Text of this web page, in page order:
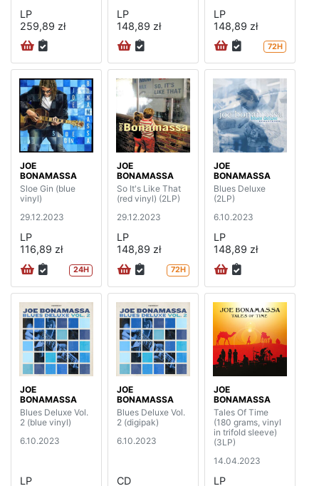
LP
259,89 zł
LP
148,89 zł
LP
148,89 zł
72H
JOE
BONAMASSA
Sloe Gin (blue
vinyl)
29.12.2023
LP
116,89 zł
24H
JOE
BONAMASSA
So It's Like That
(red vinyl) (2LP)
29.12.2023
LP
148,89 zł
72H
JOE
BONAMASSA
Blues Deluxe
(2LP)
6.10.2023
LP
148,89 zł
JOE
BONAMASSA
Blues Deluxe Vol.
2 (blue vinyl)
6.10.2023
LP
JOE
BONAMASSA
Blues Deluxe Vol.
2 (digipak)
6.10.2023
CD
JOE
BONAMASSA
Tales Of Time
(180 grams, vinyl
in trifold sleeve)
(3LP)
14.04.2023
LP